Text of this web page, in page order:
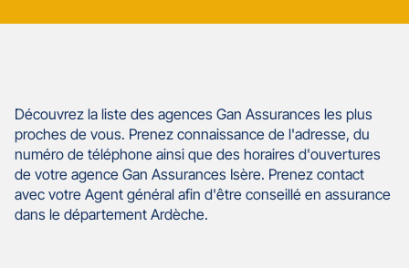
Découvrez la liste des agences Gan Assurances les plus
proches de vous. Prenez connaissance de l'adresse, du
numéro de téléphone ainsi que des horaires d'ouvertures
de votre agence Gan Assurances Isère. Prenez contact
avec votre Agent général afin d'être conseillé en assurance
dans le département Ardèche.